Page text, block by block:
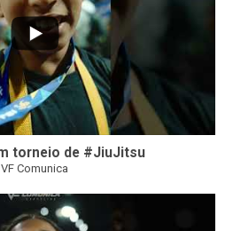
torneio de #JiuJitsu
VF Comunica